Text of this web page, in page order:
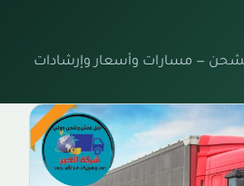
— مسارات وأسعار وإرشادات